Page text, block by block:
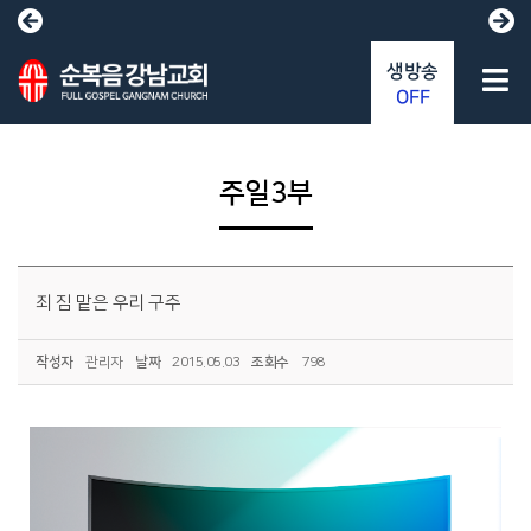
주일3부
죄 짐 맡은 우리 구주
작성자 관리자 날짜 2015.05.03 조회수 798
생방송
OFF